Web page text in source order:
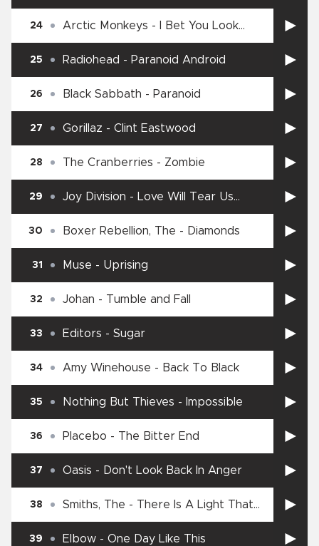
24 Arctic Monkeys -
I Bet You Look
Good On The Dancefloor
25 Radiohead - Paranoid Android
26 Black Sabbath - Paranoid
27 Gorillaz - Clint Eastwood
28 The Cranberries - Zombie
29 Joy Division - Love Will Tear Us
Apart
30 Boxer Rebellion, The - Diamonds
31 Muse - Uprising
32 Johan - Tumble and Fall
33 Editors - Sugar
34 Amy Winehouse - Back To Black
35 Nothing But Thieves - Impossible
36 Placebo - The Bitter End
37 Oasis - Don't Look Back In Anger
38 Smiths, The - There Is A Light That
Never Goes Out
39 Elbow - One Day Like This